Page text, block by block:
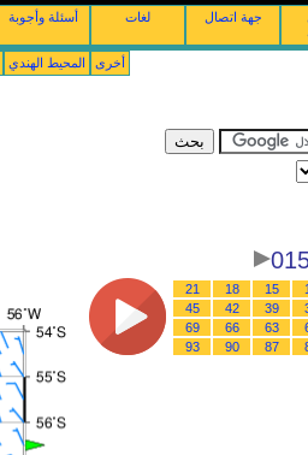
أسئلة وأجوبة لغات جهة اتصال
المحيط الهندي أخرى
15
18
21
39
42
45
63
66
69
87
90
93